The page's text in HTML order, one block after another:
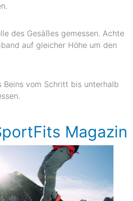
des Gesäßes gemessen. Achte
auf gleicher Höhe um den
Beins vom Schritt bis unterhalb
Magazin